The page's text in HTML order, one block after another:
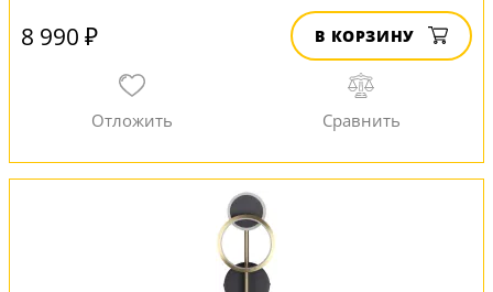
8 990 ₽ В КОРЗИНУ